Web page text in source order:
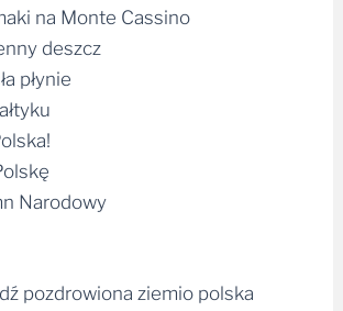
na Monte Cassino
deszcz
płynie
Narodowy
pozdrowiona ziemio polska